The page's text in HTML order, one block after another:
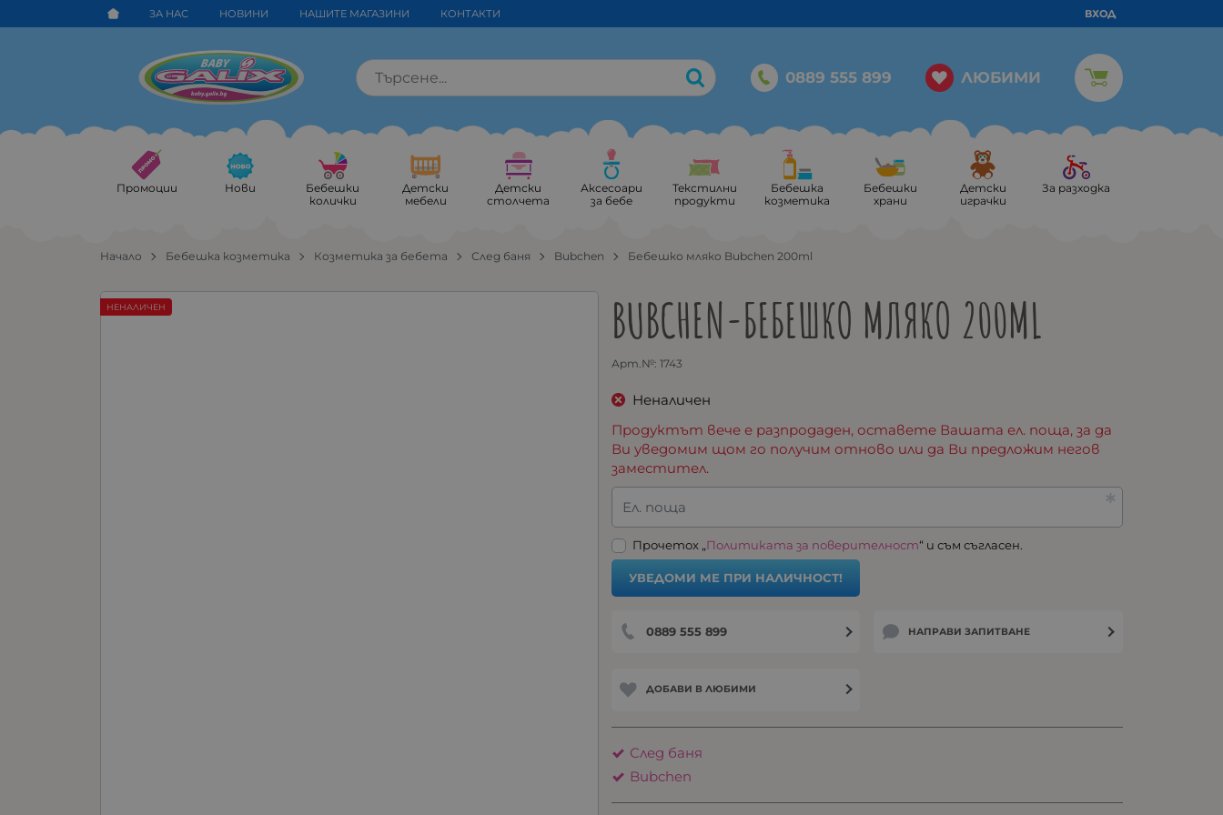
ЗА НАС НОВИНИ НАШИТЕ МАГАЗИНИ КОНТАКТИ ВХОД
0889 555 899 ЛЮБИМИ
Промоции Нови
Бебешки
колички
Детски
мебели
Детски
столчета
Аксесоари
за бебе
Текстилни
продукти
Бебешка
козметика
Бебешки
храни
Детски
играчки
За разходка
Начало Бебешка козметика Козметика за бебета След баня Bubchen Бебешко мляко Bubchen 200ml
BUBCHEN-БЕБЕШКО МЛЯКО 200ML
Арт.№: 1743
НЕНАЛИЧЕН
Неналичен
Продуктът вече е разпродаден, оставете Вашата ел. поща, за да
Ви уведомим щом го получим отново или да Ви предложим негов
заместител.
Ел. поща
Прочетох „Политиката за поверителност“ и съм съгласен.
УВЕДОМИ МЕ ПРИ НАЛИЧНОСТ!
0889 555 899 НАПРАВИ ЗАПИТВАНЕ
ДОБАВИ В ЛЮБИМИ
След баня
Bubchen